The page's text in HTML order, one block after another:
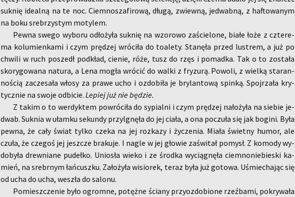
suk­nię ide­al­ną na te noc. Ciem­no­sza­fi­ro­wą, długą, zwiew­ną, je­dwab­ną, z ha­fto­wa­nym
na boku sre­brzy­stym mo­ty­lem.
Pewna swego wy­bo­ru odło­ży­ła suk­nię na wzo­ro­wo za­ście­lo­ne, białe łoże z czte­re­
ma ko­lu­mien­ka­mi i czym prę­dzej wró­ci­ła do to­a­le­ty. Sta­nę­ła przed lu­strem, a już po
chwi­li w ruch po­szedł pod­kład, cie­nie, róże, tusz do rzęs i po­mad­ka. Tak o to zo­sta­ła
sko­ry­go­wa­na na­tu­ra, a Lena mogła wró­cić do walki z fry­zu­rą. Po­wo­li, z wiel­ką sta­ran­
no­ścią za­cze­sa­ła włosy za prawe ucho i ozdo­bi­ła je bry­lan­to­wą spin­ką. Spoj­rza­ła kry­
tycz­nie na swoje od­bi­cie. Le­piej już nie bę­dzie.
Z takim o to wer­dyk­tem po­wró­ci­ła do sy­pial­ni i czym prę­dzej na­ło­ży­ła na sie­bie je­
dwab. Suk­nia w ułam­ku se­kun­dy przy­lgnę­ła do jej ciała, a ona po­czu­ła się jak bo­gi­ni. Była
pewna, że cały świat tylko czeka na jej roz­ka­zy i ży­cze­nia. Miała świet­ny humor, ale
czuła, że cze­goś jej jesz­cze bra­ku­je. I nagle w jej gło­wie za­świ­tał po­mysł. Z ko­mo­dy wy­
do­by­ła drew­nia­ne pu­deł­ko. Unio­sła wieko i ze środ­ka wy­cią­gnę­ła ciem­no­nie­bie­ski ka­
mień, na srebr­nym łań­cusz­ku. Za­ło­ży­ła wi­sio­rek, teraz była już go­to­wa. Uśmie­cha­jąc się
od ucha do ucha, we­szła do sa­lo­nu.
Po­miesz­cze­nie było ogrom­ne, po­tęż­ne ścia­ny przy­ozdo­bio­ne rzeź­ba­mi, po­kry­wa­ła